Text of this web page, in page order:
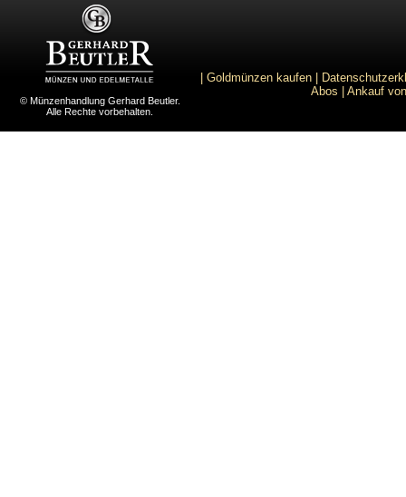
© Münzenhandlung Gerhard Beutler.
Alle Rechte vorbehalten.
Goldmünzen kaufen
Abos
Ankauf